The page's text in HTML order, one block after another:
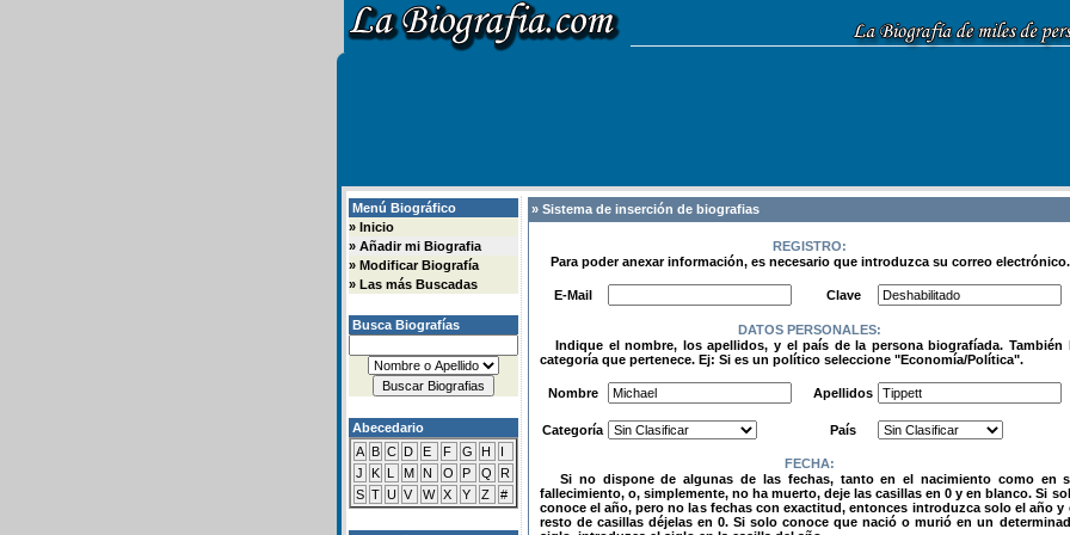
Menú Biográfico
» Inicio
» Añadir mi Biografia
» Modificar Biografía
» Las más Buscadas
Busca Biografías
Abecedario
A B C D E F G H
I
J
K L M N O P Q
R
S T U V W X Y Z #
» Sistema de inserción de biografias
REGISTRO:
Para poder anexar información, es necesario que introduzca su correo electrónico.
E-Mail
Clave
DATOS PERSONALES:
Indique el nombre, los apellidos, y el país de la persona biografíada. También
categoría que pertenece. Ej: Si es un político seleccione "Economía/Política".
Nombre
Apellidos
Categoría País
FECHA:
Si no dispone de algunas de las fechas, tanto en el nacimiento como en
fallecimiento, o, simplemente, no ha muerto, deje las casillas en 0 y en blanco. Si
conoce el año, pero no las fechas con exactitud, entonces introduzca solo el año y
resto de casillas déjelas en 0. Si solo conoce que nació o murió en un